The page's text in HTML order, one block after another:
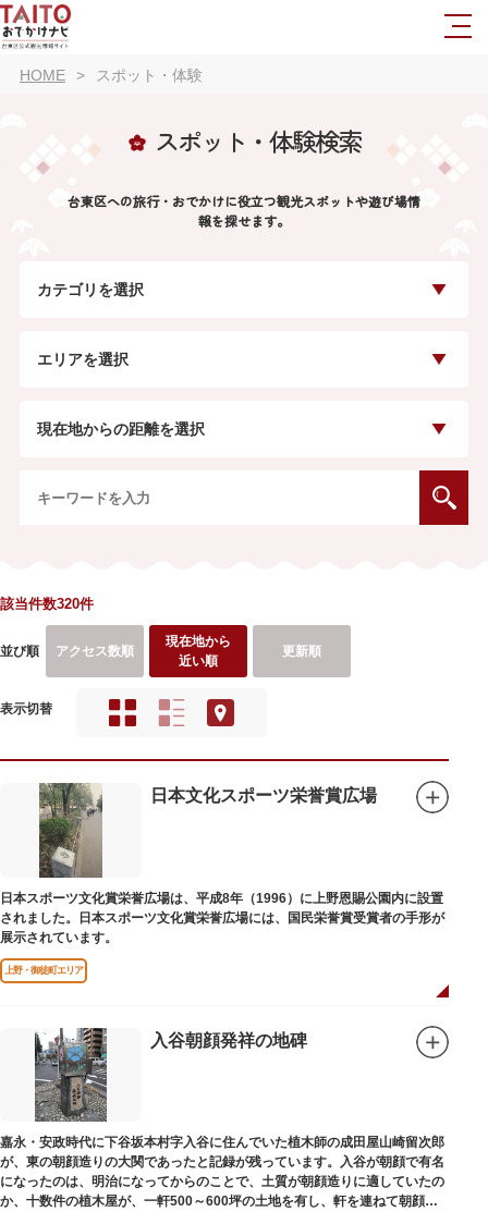
HOME スポット・体験
スポット・体験検索
台東区への旅行・おでかけに役立つ観光スポットや遊び場情
報を探せます。
カテゴリを選択
エリアを選択
現在地からの距離を選択
該当件数320件
並び順 アクセス数順
現在地から
近い順
更新順
表示切替
日本文化スポーツ栄誉賞広場
日本スポーツ文化賞栄誉広場は、平成8年（1996）に上野恩賜公園内に設置
されました。日本スポーツ文化賞栄誉広場には、国民栄誉賞受賞者の手形が
展示されています。
上野・御徒町エリア
入谷朝顔発祥の地碑
嘉永・安政時代に下谷坂本村字入谷に住んでいた植木師の成田屋山崎留次郎
が、東の朝顔造りの大関であったと記録が残っています。入谷が朝顔で有名
になったのは、明治になってからのことで、土質が朝顔造りに適していたの
か、十数件の植木屋が、一軒500～600坪の土地を有し、軒を連ねて朝顔造